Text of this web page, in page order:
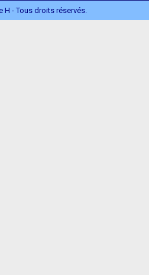
H - Tous droits réservés.